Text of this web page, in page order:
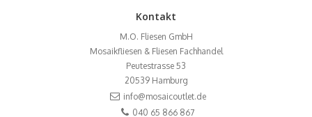
Kontakt
M.O. Fliesen GmbH
Mosaikfliesen & Fliesen Fachhandel
Peutestrasse 53
20539 Hamburg
info@mosaicoutlet.de
040 65 866 867